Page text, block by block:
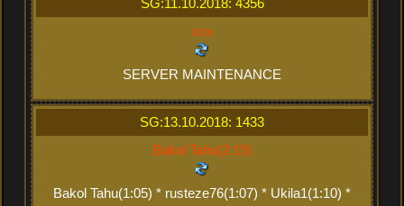
SG:11.10.2018: 4356
xxx
SERVER MAINTENANCE
SG:13.10.2018: 1433
Bakol Tahu(2:15)
Bakol Tahu(1:05) * rusteze76(1:07) * Ukila1(1:10) *